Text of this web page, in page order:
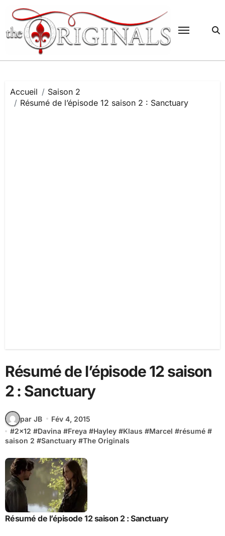
contenu
Accueil
Saison 2
Résumé de l’épisode 12 saison 2 : Sanctuary
Résumé de l’épisode 12 saison
2 : Sanctuary
par JB
Fév 4, 2015
#2x12 #Davina #Freya #Hayley #Klaus #Marcel #résumé #
saison 2 #Sanctuary #The Originals
Résumé de l’épisode 12 saison 2 : Sanctuary